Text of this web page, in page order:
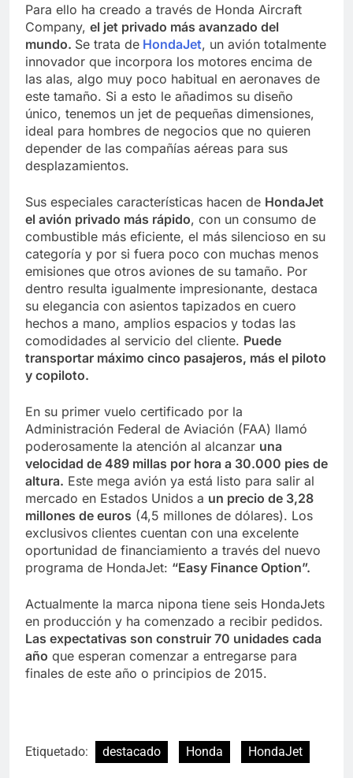
Para ello ha creado a través de Honda Aircraft
Company, el jet privado más avanzado del
mundo. Se trata de HondaJet, un avión totalmente
innovador que incorpora los motores encima de
las alas, algo muy poco habitual en aeronaves de
este tamaño. Si a esto le añadimos su diseño
único, tenemos un jet de pequeñas dimensiones,
ideal para hombres de negocios que no quieren
depender de las compañías aéreas para sus
desplazamientos.
Sus especiales características hacen de HondaJet
el avión privado más rápido, con un consumo de
combustible más eficiente, el más silencioso en su
categoría y por si fuera poco con muchas menos
emisiones que otros aviones de su tamaño. Por
dentro resulta igualmente impresionante, destaca
su elegancia con asientos tapizados en cuero
hechos a mano, amplios espacios y todas las
comodidades al servicio del cliente. Puede
transportar máximo cinco pasajeros, más el piloto
y copiloto.
En su primer vuelo certificado por la
Administración Federal de Aviación (FAA) llamó
poderosamente la atención al alcanzar una
velocidad de 489 millas por hora a 30.000 pies de
altura. Este mega avión ya está listo para salir al
mercado en Estados Unidos a un precio de 3,28
millones de euros (4,5 millones de dólares). Los
exclusivos clientes cuentan con una excelente
oportunidad de financiamiento a través del nuevo
programa de HondaJet: “Easy Finance Option”.
Actualmente la marca nipona tiene seis HondaJets
en producción y ha comenzado a recibir pedidos.
Las expectativas son construir 70 unidades cada
año que esperan comenzar a entregarse para
finales de este año o principios de 2015.
Etiquetado: destacado Honda HondaJet